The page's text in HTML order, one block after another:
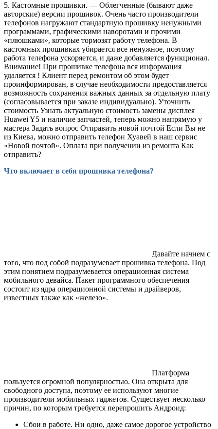
5. Кастомные прошивки. — Облегченные (бывают даже
авторские) версии прошивок. Очень часто производители
телефонов нагружают стандартную прошивку ненужными
программами, графическими наворотами и прочими
«плюшками», которые тормозят работу телефона. В
кастомных прошивках убирается все ненужное, поэтому
работа телефона ускоряется, и даже добавляется функционал.
Внимание! При прошивке телефона вся информация
удаляется ! Клиент перед ремонтом об этом будет
проинформирован, в случае необходимости предоставляется
возможность сохранения важных данных за отдельную плату
(согласовывается при заказе индивидуально). Уточнить
стоимость Узнать актуальную стоимость замены дисплея
Huawei Y5 и наличие запчастей, теперь можно напрямую у
мастера Задать вопрос Отправить новой почтой Если Вы не
из Киева, можно отправить телефон Хуавей в наш сервис
«Новой почтой». Оплата при получении из ремонта Как
отправить?
Что включает в себя прошивка телефона?
Давайте начнем с
того, что под собой подразумевает прошивка телефона. Под
этим понятием подразумевается операционная система
мобильного девайса. Пакет программного обеспечения
состоит из ядра операционной системы и драйверов,
известных также как «железо».
Платформа
пользуется огромной популярностью. Она открыта для
свободного доступа, поэтому ее используют многие
производители мобильных гаджетов. Существует несколько
причин, по которым требуется перепрошить Андроид:
Сбои в работе. Ни одно, даже самое дорогое устройство